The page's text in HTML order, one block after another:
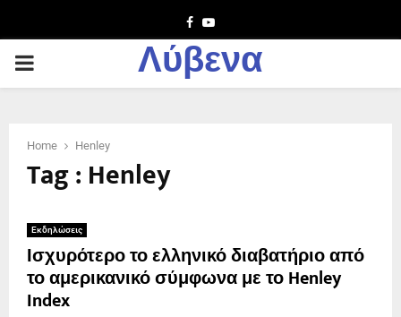
Facebook
Youtube
PRIMARY
Λύβενα
Home Henley
Tag : Henley
Εκδηλώσεις
Ισχυρότερο το ελληνικό διαβατήριο από
το αμερικανικό σύμφωνα με το Henley
Index